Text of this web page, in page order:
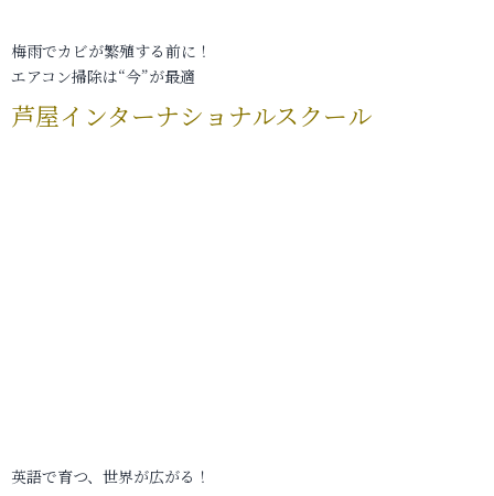
梅雨でカビが繁殖する前に！
エアコン掃除は“今”が最適
芦屋インターナショナルスクール
英語で育つ、世界が広がる！